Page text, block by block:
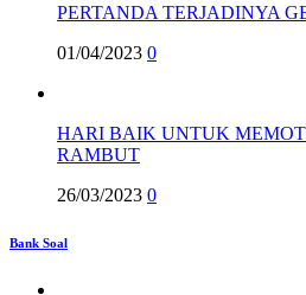
PERTANDA TERJADINYA
01/04/2023 0
HARI BAIK UNTUK
RAMBUT
26/03/2023 0
Bank Soal